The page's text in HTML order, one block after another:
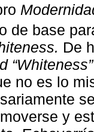
de base
De
“Whiteness”
no es lo
y